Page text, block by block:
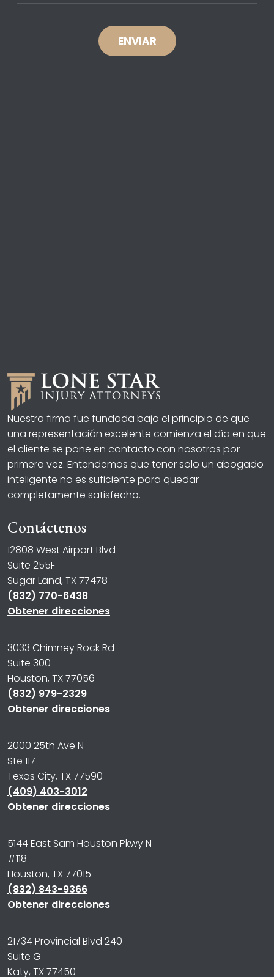
Nuestra firma fue fundada bajo el principio de que
una representación excelente comienza el día en que
el cliente se pone en contacto con nosotros por
primera vez. Entendemos que tener solo un abogado
inteligente no es suficiente para quedar
completamente satisfecho.
Contáctenos
12808 West Airport Blvd
Suite 255F
Sugar Land, TX 77478
(832) 770-6438
Obtener direcciones
3033 Chimney Rock Rd
Suite 300
Houston, TX 77056
(832) 979-2329
Obtener direcciones
2000 25th Ave N
Ste 117
Texas City, TX 77590
(409) 403-3012
Obtener direcciones
5144 East Sam Houston Pkwy N
#118
Houston, TX 77015
(832) 843-9366
Obtener direcciones
21734 Provincial Blvd 240
Suite G
Katy, TX 77450